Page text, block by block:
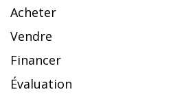
Acheter
Vendre
Financer
Évaluation